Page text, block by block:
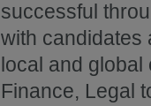
successful
with candidates
local and
Finance, Legal